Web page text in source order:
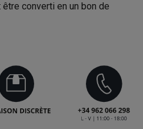
être converti en un bon de